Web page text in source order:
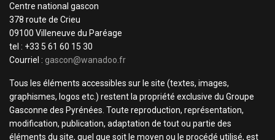
Centre national gascon
378 route de Crieu
09100 Villeneuve du Paréage
tel : +33 5 61 60 15 30
Courriel : gascon@wanadoo.fr
Tous les éléments accessibles sur le site (textes, images,
graphismes, logos etc.) restent la propriété exclusive du Groupe
Gasconne des Pyrénées. Toute reproduction, représentation,
modification, publication, adaptation de tout ou partie des
éléments du site, quel que soit le moyen ou le procédé utilisé, est